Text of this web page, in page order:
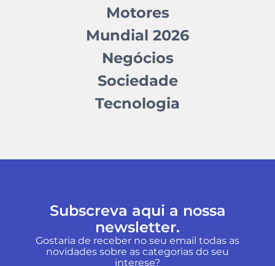
Motores
Mundial 2026
Negócios
Sociedade
Tecnologia
Subscreva aqui a nossa
newsletter.
Gostaria de receber no seu email todas as
novidades sobre as categorias do seu
interese?